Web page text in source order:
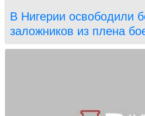
В Нигерии освободили
заложников из плена